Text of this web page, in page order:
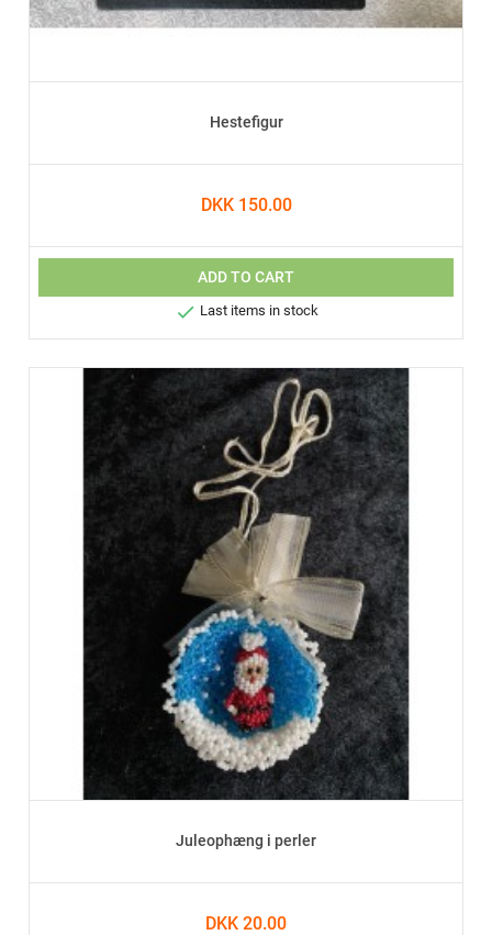
Hestefigur
DKK 150.00
ADD TO CART
 Last items in stock
Juleophæng i perler
DKK 20.00